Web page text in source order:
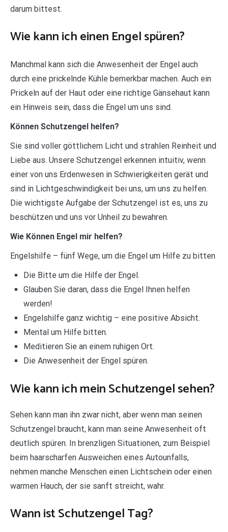
darum bittest.
Wie kann ich einen Engel spüren?
Manchmal kann sich die Anwesenheit der Engel auch
durch eine prickelnde Kühle bemerkbar machen. Auch ein
Prickeln auf der Haut oder eine richtige Gänsehaut kann
ein Hinweis sein, dass die Engel um uns sind.
Können Schutzengel helfen?
Sie sind voller göttlichem Licht und strahlen Reinheit und
Liebe aus. Unsere Schutzengel erkennen intuitiv, wenn
einer von uns Erdenwesen in Schwierigkeiten gerät und
sind in Lichtgeschwindigkeit bei uns, um uns zu helfen.
Die wichtigste Aufgabe der Schutzengel ist es, uns zu
beschützen und uns vor Unheil zu bewahren.
Wie Können Engel mir helfen?
Engelshilfe – fünf Wege, um die Engel um Hilfe zu bitten
Die Bitte um die Hilfe der Engel.
Glauben Sie daran, dass die Engel Ihnen helfen
werden!
Engelshilfe ganz wichtig – eine positive Absicht.
Mental um Hilfe bitten.
Meditieren Sie an einem ruhigen Ort.
Die Anwesenheit der Engel spüren.
Wie kann ich mein Schutzengel sehen?
Sehen kann man ihn zwar nicht, aber wenn man seinen
Schutzengel braucht, kann man seine Anwesenheit oft
deutlich spüren. In brenzligen Situationen, zum Beispiel
beim haarscharfen Ausweichen eines Autounfalls,
nehmen manche Menschen einen Lichtschein oder einen
warmen Hauch, der sie sanft streicht, wahr.
Wann ist Schutzengel Tag?